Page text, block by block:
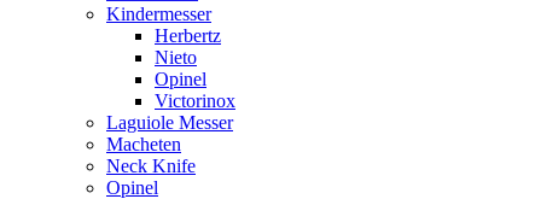
Kindermesser
Herbertz
Nieto
Opinel
Victorinox
Laguiole Messer
Macheten
Neck Knife
Opinel